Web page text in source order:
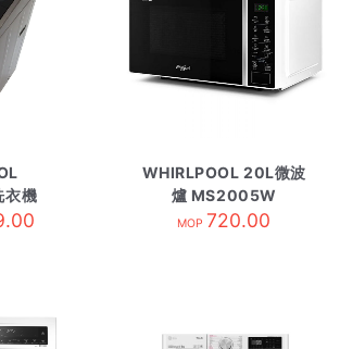
機
色
WHIRLPOOL 20L微波
爐 MS2005W
MOP 720.00